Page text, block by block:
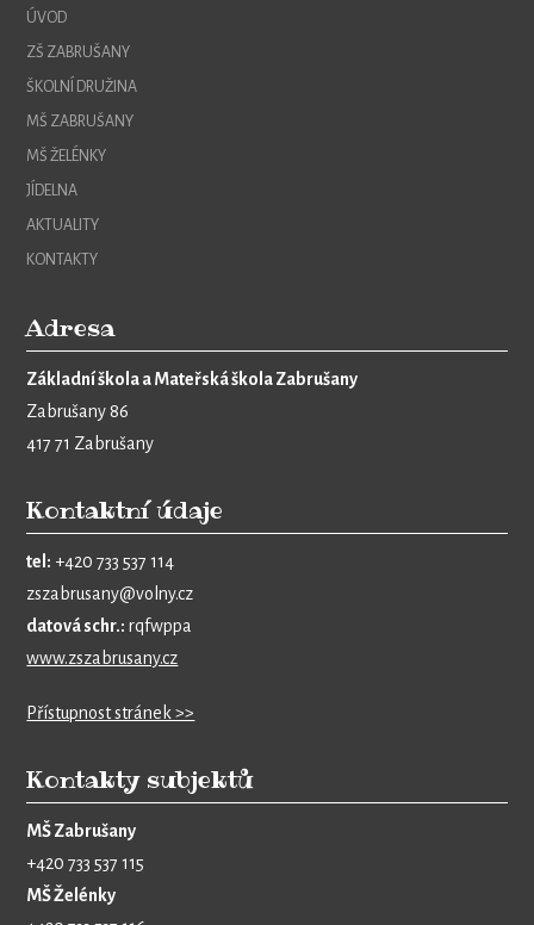
ÚVOD
ZŠ ZABRUŠANY
ŠKOLNÍ DRUŽINA
MŠ ZABRUŠANY
MŠ ŽELÉNKY
JÍDELNA
AKTUALITY
KONTAKTY
Adresa
Základní škola a Mateřská škola Zabrušany
Zabrušany 86
417 71 Zabrušany
Kontaktní údaje
tel: +420 733 537 114
zszabrusany@volny.cz
datová schr.: rqfwppa
www.zszabrusany.cz
Přístupnost stránek >>
Kontakty subjektů
MŠ Zabrušany
+420 733 537 115
MŠ Želénky